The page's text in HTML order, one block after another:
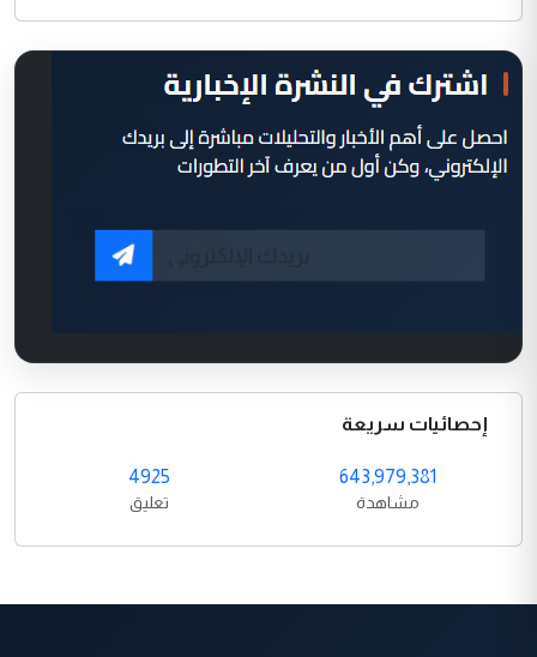
إحصائيات سريعة
643,979,381
مشاهدة
4925
تعليق